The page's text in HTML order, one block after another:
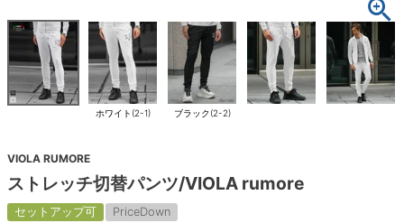
ホワイト(2-1) ブラック(2-2)
VIOLA RUMORE
ストレッチ切替パンツ/VIOLA rumore
セットアップ可 PriceDown